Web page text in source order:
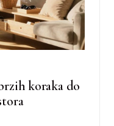
koraka do